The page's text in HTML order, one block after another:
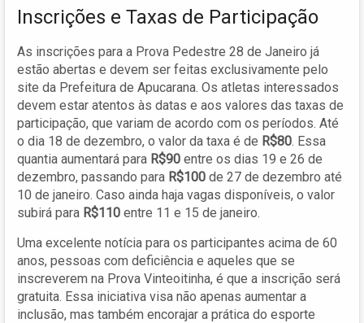
Inscrições e Taxas de Participação
As inscrições para a Prova Pedestre 28 de Janeiro já
estão abertas e devem ser feitas exclusivamente pelo
site da Prefeitura de Apucarana. Os atletas interessados
devem estar atentos às datas e aos valores das taxas de
participação, que variam de acordo com os períodos. Até
o dia 18 de dezembro, o valor da taxa é de R$80. Essa
quantia aumentará para R$90 entre os dias 19 e 26 de
dezembro, passando para R$100 de 27 de dezembro até
10 de janeiro. Caso ainda haja vagas disponíveis, o valor
subirá para R$110 entre 11 e 15 de janeiro.
Uma excelente notícia para os participantes acima de 60
anos, pessoas com deficiência e aqueles que se
inscreverem na Prova Vinteoitinha, é que a inscrição será
gratuita. Essa iniciativa visa não apenas aumentar a
inclusão, mas também encorajar a prática do esporte